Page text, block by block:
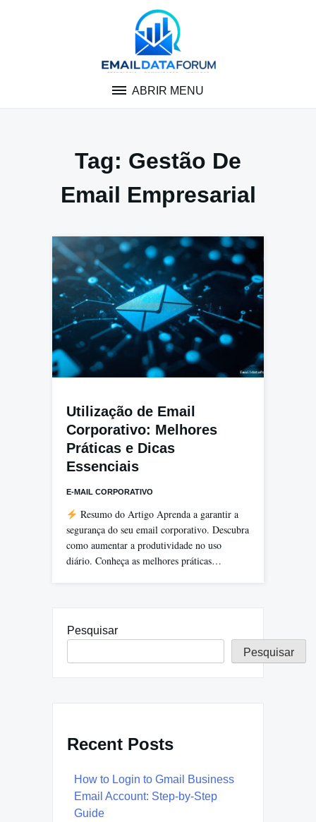
ABRIR MENU
Tag: Gestão De
Email Empresarial
Utilização de Email
Corporativo: Melhores
Práticas e Dicas
Essenciais
E-MAIL CORPORATIVO
Resumo do Artigo Aprenda a garantir a
segurança do seu email corporativo. Descubra
como aumentar a produtividade no uso
diário. Conheça as melhores práticas…
Pesquisar
Pesquisar
Recent Posts
How to Login to Gmail Business
Email Account: Step-by-Step
Guide